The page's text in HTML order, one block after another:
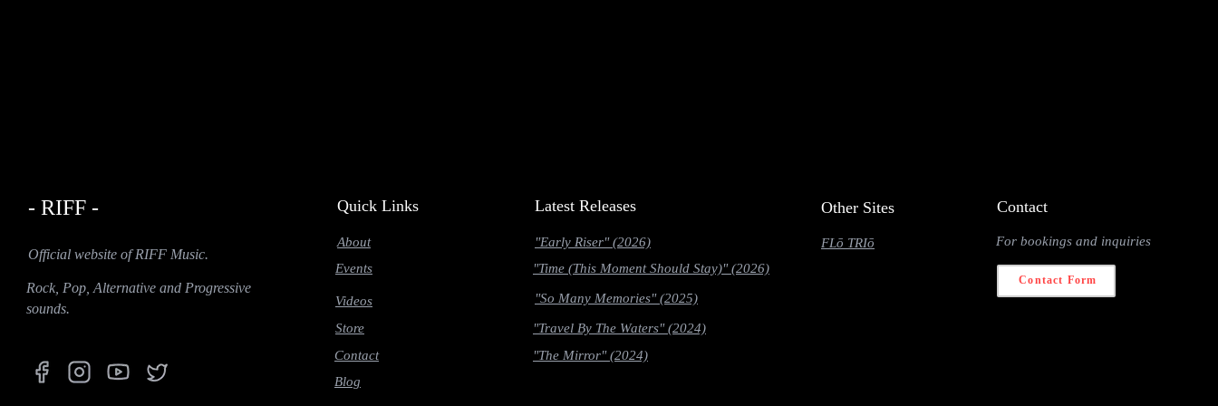
- RIFF -
Official website of RIFF Music.
Quick Links
About
Events
Videos
Store
Contact
Blog
Latest Releases
"Early Riser" (2026)
"Time (This Moment Should Stay)" (2026)
"So Many Memories" (2025)
"Travel By The Waters" (2024)
"The Mirror" (2024)
Contact
For bookings and inquiries
Contact Form
Rock, Pop, Alternative and Progressive
sounds.
Other Sites
FLō TRIō